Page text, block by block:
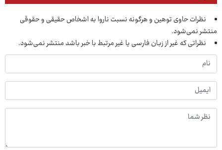
نظرات حاوی توهین و هرگونه نسبت ناروا به اشخاص حقیقی و حقوقی
منتشر نمی‌شود.
نظراتی که غیر از زبان فارسی یا غیر مرتبط با خبر باشد منتشر نمی‌شود.